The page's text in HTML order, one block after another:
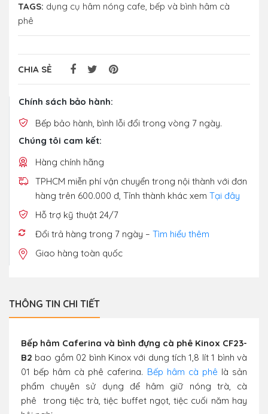
TAGS: dụng cụ hâm nóng cafe, bếp và bình hâm cà
phê
CHIA SẺ
Chính sách bảo hành:
Bếp bảo hành, bình lỗi đổi trong vòng 7 ngày.
Chúng tôi cam kết:
Hàng chính hãng
TPHCM miễn phí vận chuyển trong nội thành với đơn
hàng trên 600.000 đ, Tỉnh thành khác xem Tại đây
Hỗ trợ kỹ thuật 24/7
Đổi trả hàng trong 7 ngày – Tìm hiểu thêm
Giao hàng toàn quốc
THÔNG TIN CHI TIẾT
Bếp hâm Caferina và bình đựng cà phê Kinox CF23-
B2 bao gồm 02 bình Kinox với dung tích 1,8 lít 1 bình và
01 bếp hâm cà phê caferina. Bếp hâm cà phê là sản
phẩm chuyên sử dụng để hâm giữ nóng trà, cà
phê trong tiệc trà, tiệc buffet ngọt, tiệc cuối năm hay